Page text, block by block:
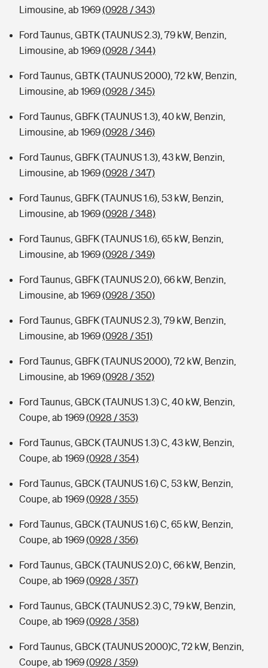
Sie haben Fragen?
Limousine, ab 1969(0928 / 343)
Ford Taunus, GBTK (TAUNUS 2.3), 79 kW, Benzin,
Limousine, ab 1969(0928 / 344)
Ford Taunus, GBTK (TAUNUS 2000), 72 kW, Benzin,
Limousine, ab 1969(0928 / 345)
Ford Taunus, GBFK (TAUNUS 1.3), 40 kW, Benzin,
Limousine, ab 1969(0928 / 346)
Ford Taunus, GBFK (TAUNUS 1.3), 43 kW, Benzin,
Limousine, ab 1969(0928 / 347)
Ford Taunus, GBFK (TAUNUS 1.6), 53 kW, Benzin,
Limousine, ab 1969(0928 / 348)
Ford Taunus, GBFK (TAUNUS 1.6), 65 kW, Benzin,
Limousine, ab 1969(0928 / 349)
Ford Taunus, GBFK (TAUNUS 2.0), 66 kW, Benzin,
Limousine, ab 1969(0928 / 350)
Ford Taunus, GBFK (TAUNUS 2.3), 79 kW, Benzin,
Limousine, ab 1969(0928 / 351)
Ford Taunus, GBFK (TAUNUS 2000), 72 kW, Benzin,
Limousine, ab 1969(0928 / 352)
Ford Taunus, GBCK (TAUNUS 1.3) C, 40 kW, Benzin,
Coupe, ab 1969(0928 / 353)
Ford Taunus, GBCK (TAUNUS 1.3) C, 43 kW, Benzin,
Coupe, ab 1969(0928 / 354)
Ford Taunus, GBCK (TAUNUS 1.6) C, 53 kW, Benzin,
Coupe, ab 1969(0928 / 355)
Ford Taunus, GBCK (TAUNUS 1.6) C, 65 kW, Benzin,
Coupe, ab 1969(0928 / 356)
Ford Taunus, GBCK (TAUNUS 2.0) C, 66 kW, Benzin,
Coupe, ab 1969(0928 / 357)
Ford Taunus, GBCK (TAUNUS 2.3) C, 79 kW, Benzin,
Coupe, ab 1969(0928 / 358)
Ford Taunus, GBCK (TAUNUS 2000)C, 72 kW, Benzin,
Coupe, ab 1969(0928 / 359)